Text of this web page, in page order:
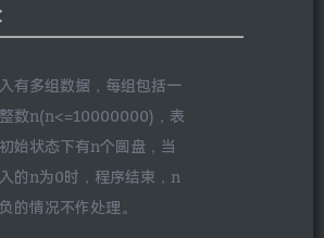
有多组数据，每组包括一
数n(n<=10000000)，表
始状态下有n个圆盘，当
的n为0时，程序结束，n
的情况不作处理。